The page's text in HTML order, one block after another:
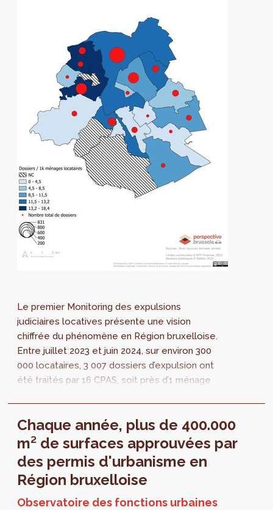
Le premier Monitoring des expulsions
judiciaires locatives présente une vision
chiffrée du phénomène en Région bruxelloise.
Entre juillet 2023 et juin 2024, sur environ 300
000 locataires, 3 007 dossiers d’expulsion ont
été traités par 16 CPAS, soit près d’1 ménage
Chaque année, plus de 400.000
m² de surfaces approuvées par
des permis d'urbanisme en
Région bruxelloise
Observatoire des fonctions urbaines